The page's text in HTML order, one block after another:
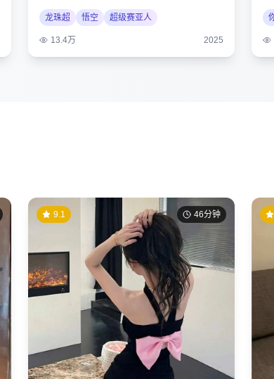
的史诗级对决。
龙珠超
悟空 超级赛亚人
13.4万 2025
46分钟
9.1